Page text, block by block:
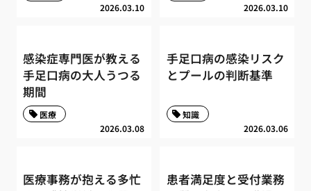
2026.03.10 2026.03.10
感染症専門医が教える
手足口病の大人うつる
期間
2026.03.08
医療
手足口病の感染リスク
とプールの判断基準
2026.03.06
知識
医療事務が抱える多忙
患者満足度と受付業務